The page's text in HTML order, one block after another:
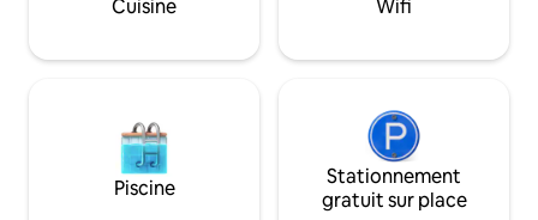
solitude ou la connexion, vous le
Cuisine Wifi
Piscine
Stationnement
gratuit sur place